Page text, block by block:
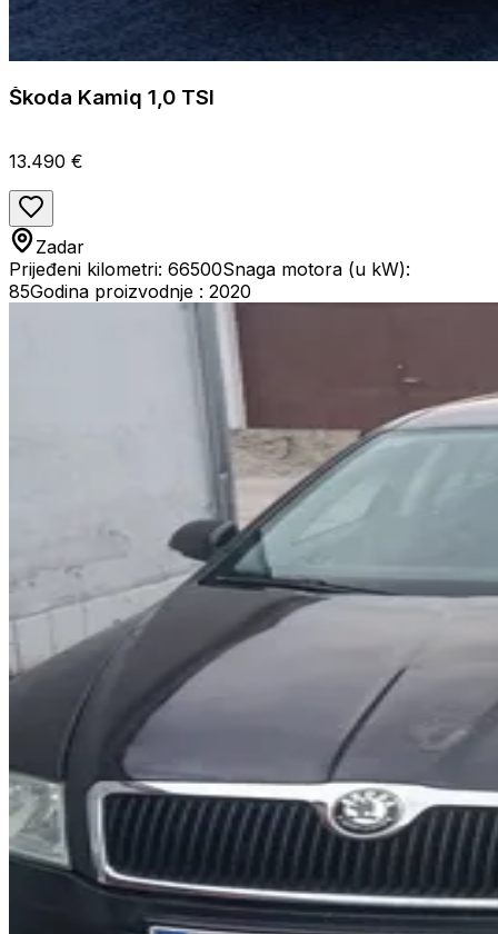
Škoda Kamiq 1,0 TSI
13.490 €
Zadar
Prijeđeni kilometri: 66500Snaga motora (u kW):
85Godina proizvodnje : 2020